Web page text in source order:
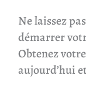
Ne laissez
démarrer
Obtenez
aujourd’hui